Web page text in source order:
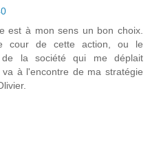
est à mon sens un bon choix.
cour de cette action, ou le
de la société qui me déplait
à l'encontre de ma stratégie